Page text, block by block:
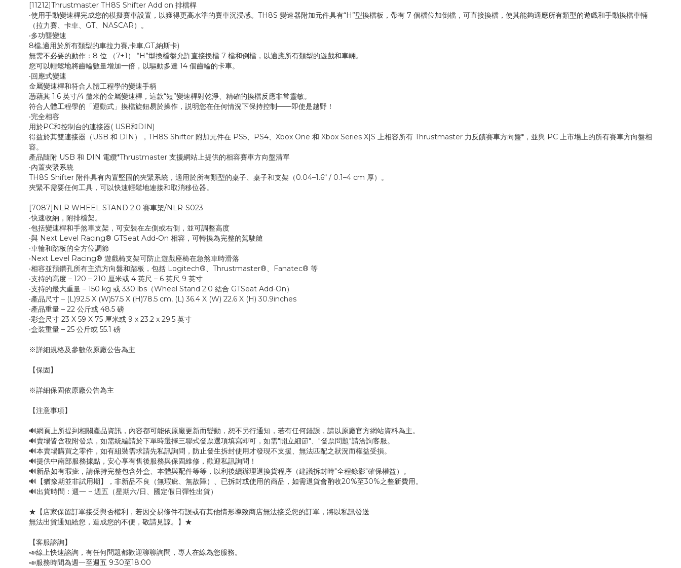
[11212]Thrustmaster TH8S Shifter Add on 排檔桿
‧使用手動變速桿完成您的模擬賽車設置，以獲得更高水準的賽車沉浸感。TH8S 變速器附加元件具有“H”型換檔板，帶有 7 個檔位加倒檔，可直接換檔，使其能夠適應所有類型的遊戲和手動換檔車輛
（拉力賽、卡車、GT、NASCAR）。
‧多功聾變速
8檔,適用於所有類型的車拉力賽,卡車,GT,納斯卡)
無需不必要的動作：8 位 （7+1） “H”型換檔盤允許直接換檔 7 檔和倒檔，以適應所有類型的遊戲和車輛。
您可以輕鬆地將齒輪數量增加一倍，以驅動多達 14 個齒輪的卡車。
‧回應式變速
金屬變速桿和符合人體工程學的變速手柄
憑藉其 1.6 英寸/4 釐米的金屬變速桿，這款“短”變速桿對乾淨、精確的換檔反應非常靈敏。
符合人體工程學的「運動式」換檔旋鈕易於操作，説明您在任何情況下保持控制——即使是越野！
‧完全相容
用於PC和控制台的連接器( USB和DIN)
得益於其雙連接器（USB 和 DIN），TH8S Shifter 附加元件在 PS5、PS4、Xbox One 和 Xbox Series X|S 上相容所有 Thrustmaster 力反饋賽車方向盤*，並與 PC 上市場上的所有賽車方向盤相
容。
產品隨附 USB 和 DIN 電纜*Thrustmaster 支援網站上提供的相容賽車方向盤清單
‧內置夾緊系統
TH8S Shifter 附件具有內置堅固的夾緊系統，適用於所有類型的桌子、桌子和支架（0.04–1.6“ / 0.1–4 cm 厚）。
夾緊不需要任何工具，可以快速輕鬆地連接和取消移位器。
[7087]NLR WHEEL STAND 2.0 賽車架/NLR-S023
‧快速收納，附排檔架。
‧包括變速桿和手煞車支架，可安裝在左側或右側，並可調整高度
‧與 Next Level Racing® GTSeat Add-On 相容，可轉換為完整的駕駛艙
‧車輪和踏板的全方位調節
‧Next Level Racing® 遊戲椅支架可防止遊戲座椅在急煞車時滑落
‧相容並預鑽孔所有主流方向盤和踏板，包括 Logitech®、Thrustmaster®、Fanatec® 等
‧支持的高度 – 120 – 210 厘米或 4 英尺 – 6 英尺 9 英寸
‧支持的最大重量 – 150 kg 或 330 lbs（Wheel Stand 2.0 結合 GTSeat Add-On）
‧產品尺寸 – (L)92.5 X (W)57.5 X (H)78.5 cm, (L) 36.4 X (W) 22.6 X (H) 30.9inches
‧產品重量 – 22 公斤或 48.5 磅
‧彩盒尺寸 23 X 59 X 75 厘米或 9 x 23.2 x 29.5 英寸
‧盒裝重量 – 25 公斤或 55.1 磅
※詳細規格及參數依原廠公告為主
【保固】
※詳細保固依原廠公告為主
【注意事項】
🔊網頁上所提到相關產品資訊，內容都可能依原廠更新而變動，恕不另行通知，若有任何錯誤，請以原廠官方網站資料為主。
🔊賣場皆含稅附發票，如需統編請於下單時選擇三聯式發票選項填寫即可，如需"開立細節"、"發票問題"請洽詢客服。
🔊本賣場購買之零件，如有組裝需求請先私訊詢問，防止發生拆封使用才發現不支援、無法匹配之狀況而權益受損。
🔊提供中南部服務據點，安心享有售後服務與保固維修，歡迎私訊詢問！
🔊新品如有瑕疵，請保持完整包含外盒、本體與配件等等，以利後續辦理退換貨程序（建議拆封時"全程錄影"確保權益）。
🔊【猶豫期並非試用期】，非新品不良（無瑕疵、無故障）、已拆封或使用的商品，如需退貨會酌收20%至30%之整新費用。
🔊出貨時間：週一 ~ 週五（星期六/日、國定假日彈性出貨）
★【店家保留訂單接受與否權利，若因交易條件有誤或有其他情形導致商店無法接受您的訂單，將以私訊發送
無法出貨通知給您，造成您的不便，敬請見諒。】★
【客服諮詢】
📣線上快速諮詢，有任何問題都歡迎聊聊詢問，專人在線為您服務。
📣服務時間為週一至週五 9:30至18:00